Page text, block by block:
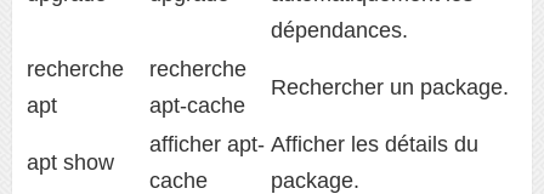
dépendances.
recherche
apt
recherche
apt-cache
Rechercher un package.
apt show
afficher apt-
cache
Afficher les détails du
package.